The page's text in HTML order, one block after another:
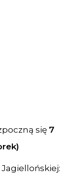
się 7